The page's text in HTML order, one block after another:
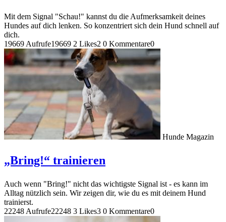
Mit dem Signal "Schau!" kannst du die Aufmerksamkeit deines
Hundes auf dich lenken. So konzentriert sich dein Hund schnell auf
dich.
19669 Aufrufe19669 2 Likes2 0 Kommentare0
Hunde Magazin
„Bring!“ trainieren
Auch wenn "Bring!" nicht das wichtigste Signal ist - es kann im
Alltag nützlich sein. Wir zeigen dir, wie du es mit deinem Hund
trainierst.
22248 Aufrufe22248 3 Likes3 0 Kommentare0